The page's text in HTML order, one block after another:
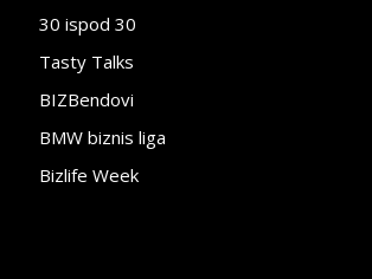
30 ispod 30
Tasty Talks
BIZBendovi
BMW biznis liga
Bizlife Week